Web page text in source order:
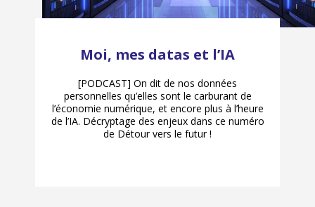
Moi, mes datas et l’IA
[PODCAST] On dit de nos données
personnelles qu’elles sont le carburant de
l’économie numérique, et encore plus à l’heure
de l’IA. Décryptage des enjeux dans ce numéro
de Détour vers le futur !